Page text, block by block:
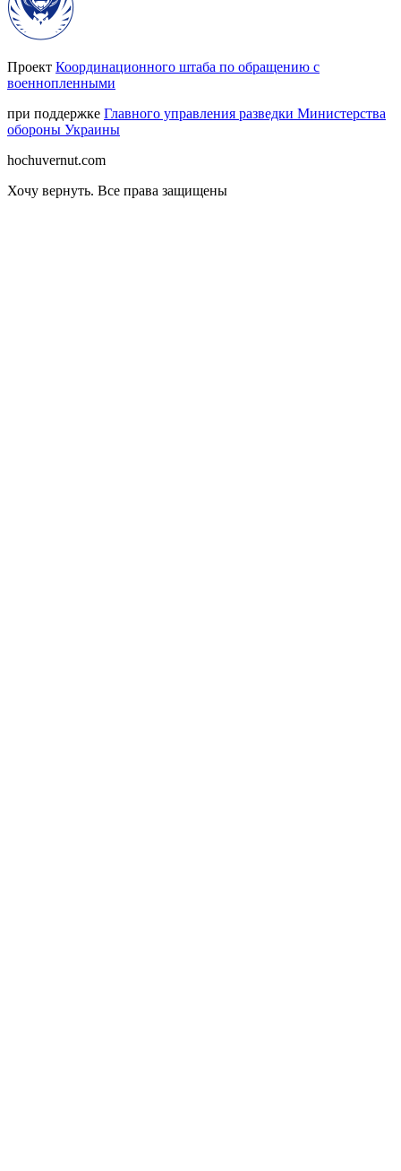
Проект Координационного штаба по обращению с
военнопленными
при поддержке Главного управления разведки Министерства
обороны Украины
hochuvernut.com
Хочу вернуть. Все права защищены